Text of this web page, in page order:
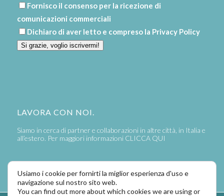
Fornisco il consenso per la ricezione di
comunicazioni commerciali
Dichiaro di aver letto e compreso la Privacy Policy
Si grazie, voglio iscrivermi!
LAVORA CON NOI.
Siamo in cerca di partner e collaborazioni in altre città, in Italia e
all’estero. Per maggiori informazioni CLICCA QUI
Usiamo i cookie per fornirti la miglior esperienza d'uso e
navigazione sul nostro sito web.
You can find out more about which cookies we are using or